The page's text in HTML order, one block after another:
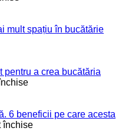
sfaturi
bucătărie
de
mult spațiu în bucătărie
pentru a crea bucătăria
pentru
de
care
6 beneficii pe care acesta
închisepentru